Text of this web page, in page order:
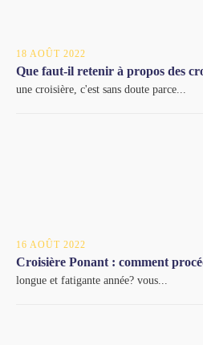
18 AOÛT 2022
Que faut-il retenir à propos des
une croisière, c'est sans doute parce...
16 AOÛT 2022
Croisière Ponant : comment
longue et fatigante année? vous...